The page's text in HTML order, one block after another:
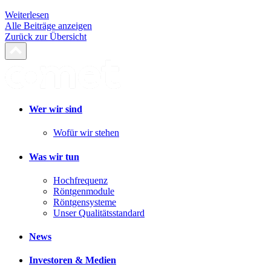
Weiterlesen
Alle Beiträge anzeigen
Zurück zur Übersicht
Wer wir sind
Wofür wir stehen
Was wir tun
Hochfrequenz
Röntgenmodule
Röntgensysteme
Unser Qualitätsstandard
News
Investoren & Medien